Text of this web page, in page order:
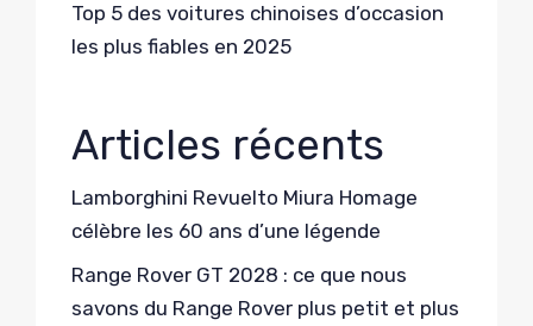
Top 5 des voitures chinoises d’occasion
les plus fiables en 2025
Articles récents
Lamborghini Revuelto Miura Homage
célèbre les 60 ans d’une légende
Range Rover GT 2028 : ce que nous
savons du Range Rover plus petit et plus